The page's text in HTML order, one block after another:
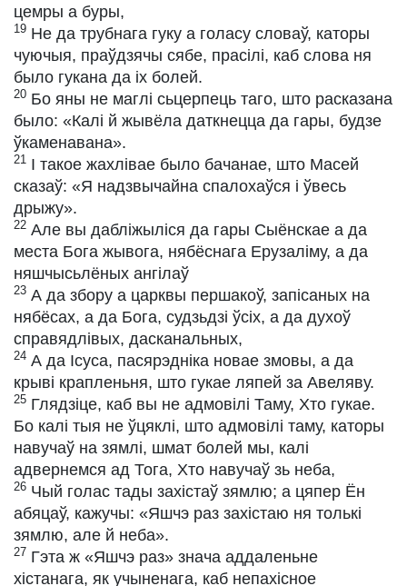
цемры а буры,
19 Не да трубнага гуку а голасу словаў, каторы
чуючыя, праўдзячы сябе, прасілі, каб слова ня
было гукана да іх болей.
20 Бо яны не маглі сьцерпець таго, што расказана
было: «Калі й жывёла даткнецца да гары, будзе
ўкаменавана».
21 І такое жахлівае было бачанае, што Масей
сказаў: «Я надзвычайна спалохаўся і ўвесь
дрыжу».
22 Але вы дабліжыліся да гары Сыёнскае а да
места Бога жывога, нябёснага Ерузаліму, а да
няшчысьлёных ангілаў
23 А да збору а царквы першакоў, запісаных на
нябёсах, а да Бога, судзьдзі ўсіх, а да духоў
справядлівых, дасканальных,
24 А да Ісуса, пасярэдніка новае змовы, а да
крыві крапленьня, што гукае ляпей за Авеляву.
25 Глядзіце, каб вы не адмовілі Таму, Хто гукае.
Бо калі тыя не ўцяклі, што адмовілі таму, каторы
навучаў на зямлі, шмат болей мы, калі
адвернемся ад Тога, Хто навучаў зь неба,
26 Чый голас тады захістаў зямлю; а цяпер Ён
абяцаў, кажучы: «Яшчэ раз захістаю ня толькі
зямлю, але й неба».
27 Гэта ж «Яшчэ раз» знача аддаленьне
хістанага, як учыненага, каб непахісное